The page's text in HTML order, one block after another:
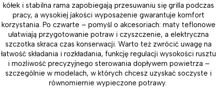
kółek i stabilna rama zapobiegają przesuwaniu się grilla podczas
pracy, a wysokiej jakości wyposażenie gwarantuje komfort
korzystania. Po czwarte – pomyśl o akcesoriach: maty teflonowe
ułatwiają przygotowanie potraw i czyszczenie, a elektryczna
szczotka skraca czas konserwacji. Warto też zwrócić uwagę na
łatwość składania i rozkładania, funkcję regulacji wysokości rusztu
i możliwość precyzyjnego sterowania dopływem powietrza –
szczególnie w modelach, w których chcesz uzyskać soczyste i
równomiernie wypieczone potrawy.